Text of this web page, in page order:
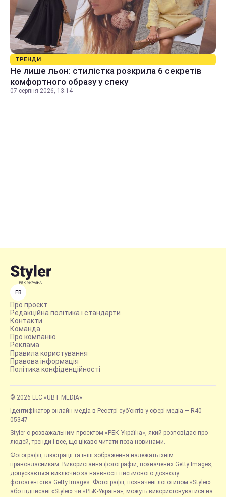
ТРЕНДИ
Не лише льон: стилістка розкрила 6 секретів
комфортного образу у спеку
07 серпня 2026, 13:14
FB
Про проєкт
Редакційна політика і стандарти
Контакти
Команда
Про компанію
Реклама
Правила користування
Правова інформація
Політика конфіденційності
© 2026 LLC «UBT MEDIA»
Ідентифікатор онлайн-медіа в Реєстрі суб’єктів у сфері медіа — R40-
05347
Styler є розважальним проєктом «РБК-Україна», який розповідає про
людей, тренди і все, що цікаво читати поза новинами.
Фотографії, ілюстрації та інші зображення належать їхнім
правовласникам. Використання фотографій, позначених Getty Images,
допускається виключно за наявності письмового дозволу
фотоагентства Getty Images. Фотографії, позначені логотипом «Styler»
або підписані «Styler» чи «РБК-Україна», можуть використовуватися на